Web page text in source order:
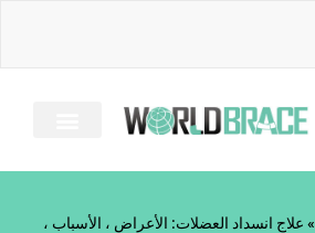
» علاج انسداد العضلات: الأعراض ، الأسباب ،